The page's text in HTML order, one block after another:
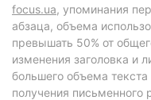
focus.ua, упоминания
абзаца, объема
превышать 50% от
изменения заголовка и
большего объема
получения письменного